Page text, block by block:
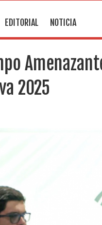
EDITORIAL NOTICIA
2025